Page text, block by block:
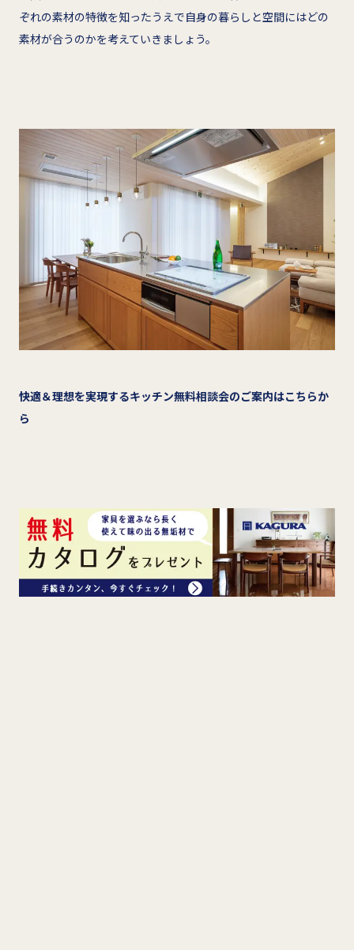
ぞれの素材の特徴を知ったうえで自身の暮らしと空間にはどの
素材が合うのかを考えていきましょう。
快適＆理想を実現するキッチン無料相談会のご案内はこちらか
ら